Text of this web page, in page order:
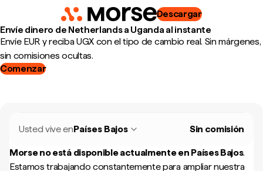
Descargar
Envíe dinero de Netherlands a Uganda al instante
Envíe EUR y reciba UGX con el tipo de cambio real. Sin márgenes,
sin comisiones ocultas.
Comenzar
Usted vive enPaíses Bajos Sin comisión
Morse no está disponible actualmente en Países Bajos.
Estamos trabajando constantemente para ampliar nuestra